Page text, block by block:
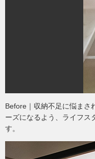
Before｜収納不足に悩まさ
ーズになるよう、ライフス
す。